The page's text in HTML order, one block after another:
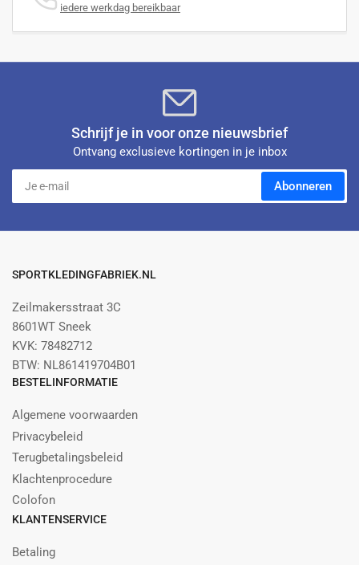
iedere werkdag bereikbaar
Schrijf je in voor onze nieuwsbrief
Ontvang exclusieve kortingen in je inbox
mail
Abonneren
SPORTKLEDINGFABRIEK.NL
Zeilmakersstraat 3C
8601WT Sneek
KVK: 78482712
BTW: NL861419704B01
BESTELINFORMATIE
Algemene voorwaarden
Privacybeleid
Terugbetalingsbeleid
Klachtenprocedure
Colofon
KLANTENSERVICE
Betaling